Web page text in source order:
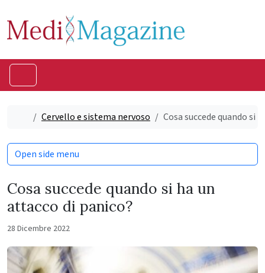
Home
Cervello e sistema nervoso Cosa succede quando si
Cosa succede quando si ha un
attacco di panico?
28 Dicembre 2022
Open side menu